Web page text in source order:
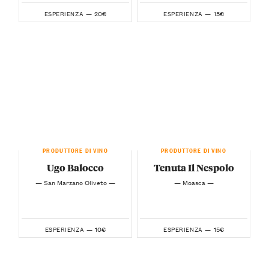
ESPERIENZA — 20€ ESPERIENZA — 15€
PRODUTTORE DI VINO
Ugo Balocco
— San Marzano Oliveto —
ESPERIENZA — 10€
PRODUTTORE DI VINO
Tenuta Il Nespolo
— Moasca —
ESPERIENZA — 15€